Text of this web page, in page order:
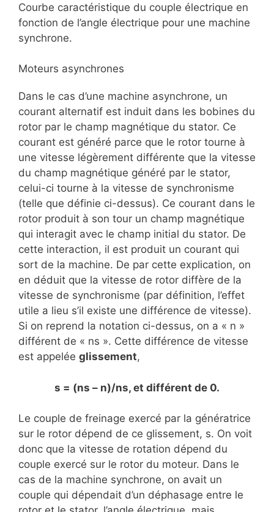
Courbe caractéristique du couple électrique en
fonction de l’angle électrique pour une machine
synchrone.
Moteurs asynchrones
Dans le cas d’une machine asynchrone, un
courant alternatif est induit dans les bobines du
rotor par le champ magnétique du stator. Ce
courant est généré parce que le rotor tourne à
une vitesse légèrement différente que la vitesse
du champ magnétique généré par le stator,
celui-ci tourne à la vitesse de synchronisme
(telle que définie ci-dessus). Ce courant dans le
rotor produit à son tour un champ magnétique
qui interagit avec le champ initial du stator. De
cette interaction, il est produit un courant qui
sort de la machine. De par cette explication, on
en déduit que la vitesse de rotor diffère de la
vitesse de synchronisme (par définition, l’effet
utile a lieu s’il existe une différence de vitesse).
Si on reprend la notation ci-dessus, on a « n »
différent de « ns ». Cette différence de vitesse
est appelée glissement,
s = (ns – n)/ns, et différent de 0.
Le couple de freinage exercé par la génératrice
sur le rotor dépend de ce glissement, s. On voit
donc que la vitesse de rotation dépend du
couple exercé sur le rotor du moteur. Dans le
cas de la machine synchrone, on avait un
couple qui dépendait d’un déphasage entre le